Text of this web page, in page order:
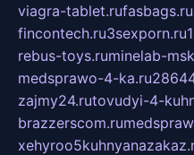
viagra-tablet.rufasbags.ru
fincontech.ru3sexporn.ru
rebus-toys.ruminelab-
medsprawo-4-ka.ru
zajmy24.rutovudyi-4-
brazzerscom.ru